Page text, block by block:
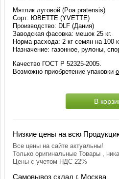
Мятлик луговой (Poa pratensis)
Сорт: ЮВЕТТЕ (YVETTE)
Производство: DLF (Дания)
Заводская фасовка: мешок 25 кг.
Норма расхода: 2 кг семян на 100
Назначение: газонное, рулоны,
Качество ГОСТ Р 52325-2005.
Возможно приобретение упаковки
В
Низкие цены на всю
Все цены на сайте актуальны!
Только оригинальные Товары ,
Цены с учетом НДС 22%
Самовывоз склад г. Москва